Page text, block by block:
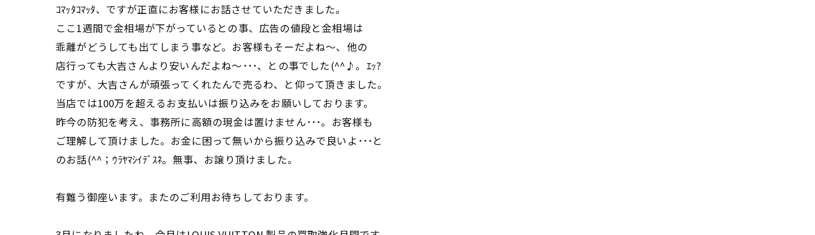
ｺﾏｯﾀｺﾏｯﾀ、ですが正直にお客様にお話させていただきました。
ここ1週間で金相場が下がっているとの事、広告の値段と金相場は
乖離がどうしても出てしまう事など。お客様もそーだよね～、他の
店行っても大吉さんより安いんだよね～･･･、との事でした(^^♪。ｴｯ?
ですが、大吉さんが頑張ってくれたんで売るわ、と仰って頂きました。
当店では100万を超えるお支払いは振り込みをお願いしております。
昨今の防犯を考え、事務所に高額の現金は置けません･･･。お客様も
ご理解して頂けました。お金に困って無いから振り込みで良いよ･･･と
のお話(^^；ｳﾗﾔﾏｼｲﾃﾞｽﾈ。無事、お譲り頂けました。
有難う御座います。またのご利用お待ちしております。